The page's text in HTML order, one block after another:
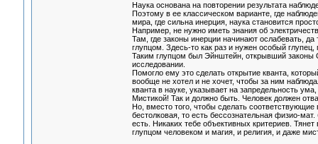
Наука основана на повторении результата
Поэтому в ее классическом варианте, где
мира, где сильна инерция, наука становится
Например, не нужно иметь знания об
Там, где законы инерции начинают ослабевать, да
глупцом. Здесь-то как раз и нужен особый глупец,
Таким глупцом был Эйнштейн, открывший
исследовании.
Помогло ему это сделать открытие кванта,
вообще не хотел и не хочет, чтобы за ним
кванта в науке, указывает на запредельность
Мистикой! Так и должно быть. Человек должен
Но, вместо того, чтобы сделать
бестолковая, то есть бессознательная физио-
есть. Никаких тебе объективных критериев.
глупцом человеком и магия, и религия, и даже